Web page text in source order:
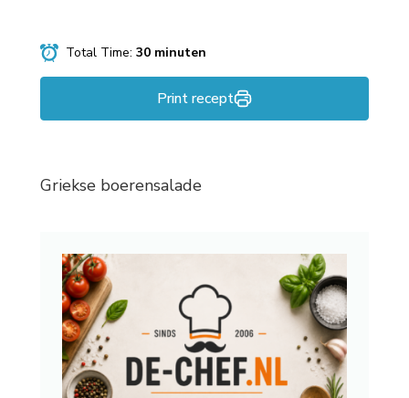
Total Time: 30 minuten
Print recept
Griekse boerensalade